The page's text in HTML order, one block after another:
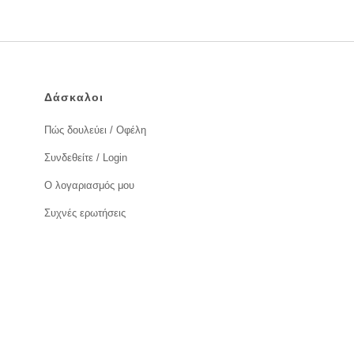
Δάσκαλοι
Πώς δουλεύει / Οφέλη
Συνδεθείτε / Login
Ο λογαριασμός μου
Συχνές ερωτήσεις